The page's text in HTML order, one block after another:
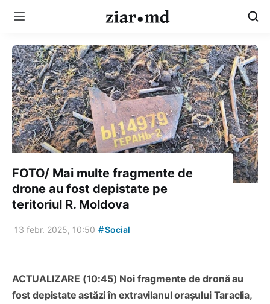
FOTO/ Mai multe fragmente de
drone au fost depistate pe
teritoriul R. Moldova
13 febr. 2025, 10:50 #Social
ACTUALIZARE (10:45) Noi fragmente de dronă au
fost depistate astăzi în extravilanul orașului Taraclia,